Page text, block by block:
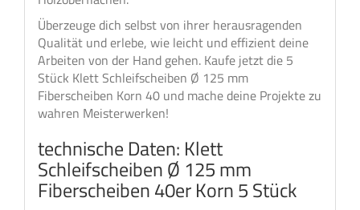
Überzeuge dich selbst von ihrer herausragenden
Qualität und erlebe, wie leicht und effizient deine
Arbeiten von der Hand gehen. Kaufe jetzt die 5
Stück Klett Schleifscheiben Ø 125 mm
Fiberscheiben Korn 40 und mache deine Projekte zu
wahren Meisterwerken!
technische Daten: Klett
Schleifscheiben Ø 125 mm
Fiberscheiben 40er Korn 5 Stück